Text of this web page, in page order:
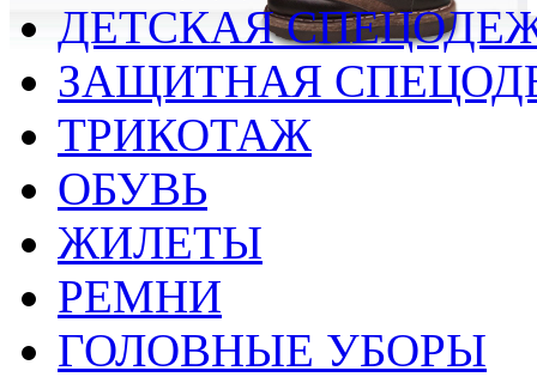
ДЕТСКАЯ
ЗАЩИТНАЯ
ТРИКОТАЖ
ОБУВЬ
ЖИЛЕТЫ
РЕМНИ
ГОЛОВНЫЕ УБОРЫ